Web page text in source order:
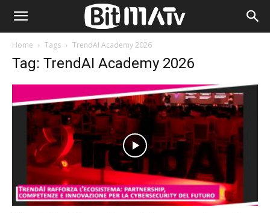
Home Tags TrendAI Academy 2026
Tag: TrendAI Academy 2026